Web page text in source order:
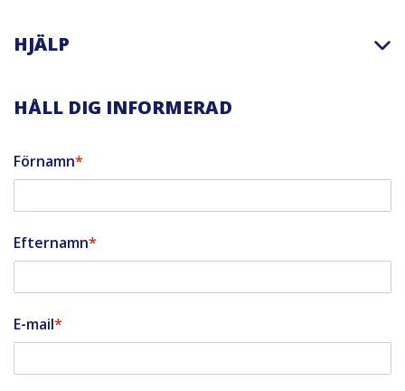
HJÄLP
HÅLL DIG INFORMERAD
Förnamn
Efternamn
E-mail